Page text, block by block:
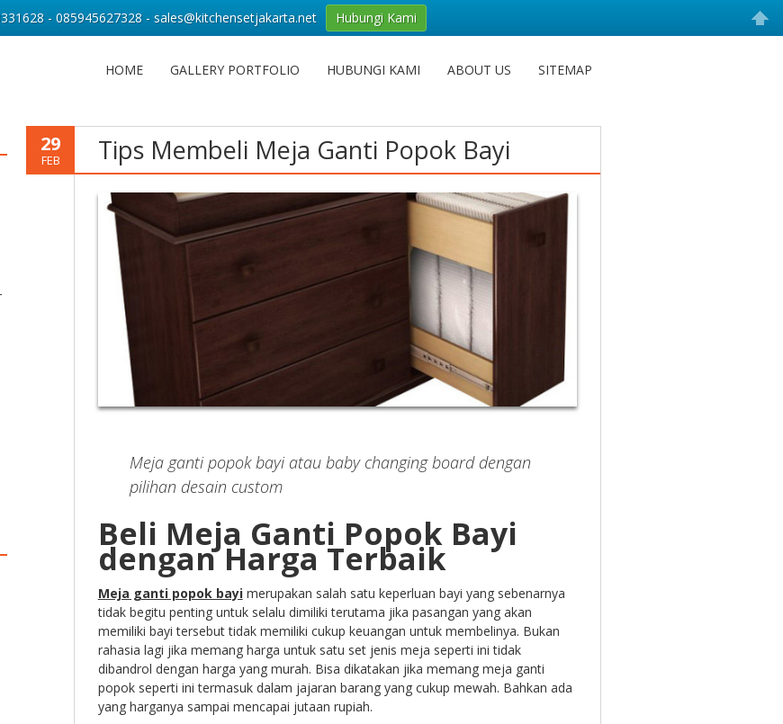
HOME GALLERY PORTFOLIO HUBUNGI KAMI ABOUT US SITEMAP
29
FEB Tips Membeli Meja Ganti Popok Bayi
Meja ganti popok bayi atau baby changing board dengan
pilihan desain custom
Beli Meja Ganti Popok Bayi
dengan Harga Terbaik
Meja ganti popok bayimerupakan salah satu keperluan bayi yang sebenarnya
tidak begitu penting untuk selalu dimiliki terutama jika pasangan yang akan
memiliki bayi tersebut tidak memiliki cukup keuangan untuk membelinya. Bukan
rahasia lagi jika memang harga untuk satu set jenis meja seperti ini tidak
dibandrol dengan harga yang murah. Bisa dikatakan jika memang meja ganti
popok seperti ini termasuk dalam jajaran barang yang cukup mewah. Bahkan ada
yang harganya sampai mencapai jutaan rupiah.
- 085945627328 - sales@kitchensetjakarta.net Hubungi Kami